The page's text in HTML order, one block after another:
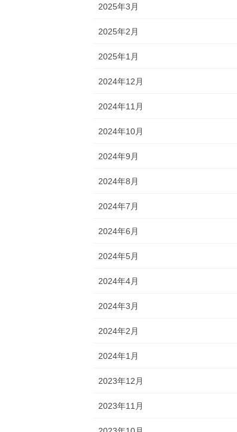
2025年3月
2025年2月
2025年1月
2024年12月
2024年11月
2024年10月
2024年9月
2024年8月
2024年7月
2024年6月
2024年5月
2024年4月
2024年3月
2024年2月
2024年1月
2023年12月
2023年11月